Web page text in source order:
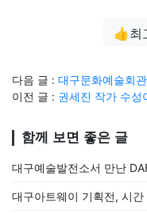
👍최
다음 글 : 대구문화예술회
이전 글 : 권세진 작가 수성
함께 보면 좋은 글
대구예술발전소서 만난
대구아트웨이 기획전, 시